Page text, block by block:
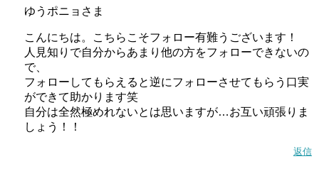
ゆうポニョさま
こんにちは。こちらこそフォロー有難うございます！
人見知りで自分からあまり他の方をフォローできないの
で、
フォローしてもらえると逆にフォローさせてもらう口実
ができて助かります笑
自分は全然極めれないとは思いますが…お互い頑張りま
しょう！！
返信